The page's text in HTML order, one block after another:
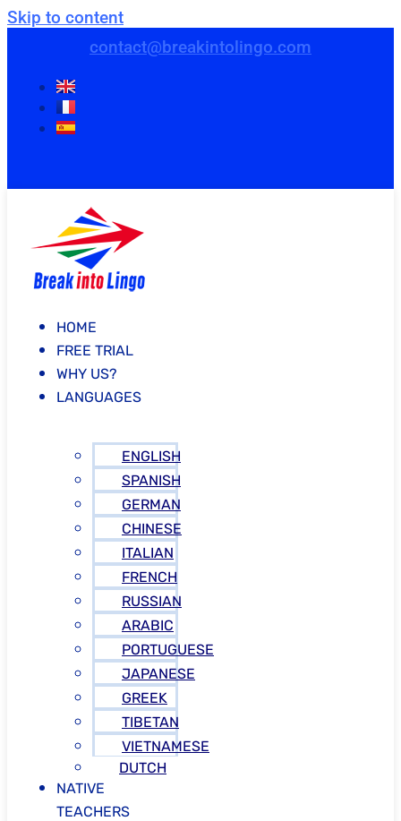
Skip to content
contact@breakintolingo.com
HOME
FREE TRIAL
WHY US?
LANGUAGES
ENGLISH
SPANISH
GERMAN
CHINESE
ITALIAN
FRENCH
RUSSIAN
ARABIC
PORTUGUESE
JAPANESE
GREEK
TIBETAN
VIETNAMESE
DUTCH
NATIVE
TEACHERS